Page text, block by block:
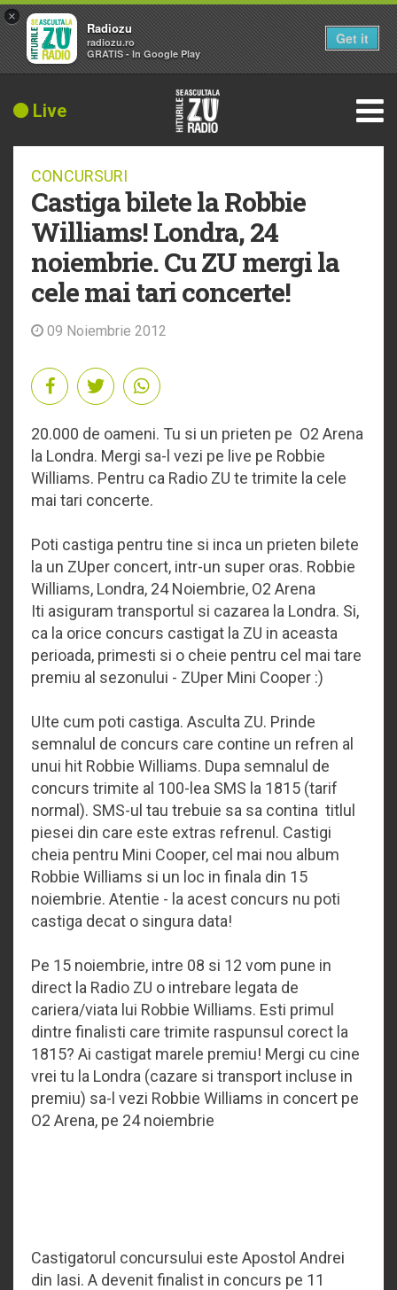
Live
CONCURSURI
Castiga bilete la Robbie
Williams! Londra, 24
noiembrie. Cu ZU mergi la
cele mai tari concerte!
09 Noiembrie 2012
20.000 de oameni. Tu si un prieten pe O2 Arena
la Londra. Mergi sa-l vezi pe live pe Robbie
Williams. Pentru ca Radio ZU te trimite la cele
mai tari concerte.
Poti castiga pentru tine si inca un prieten bilete
la un ZUper concert, intr-un super oras. Robbie
Williams, Londra, 24 Noiembrie, O2 Arena
Iti asiguram transportul si cazarea la Londra. Si,
ca la orice concurs castigat la ZU in aceasta
perioada, primesti si o cheie pentru cel mai tare
premiu al sezonului - ZUper Mini Cooper :)
UIte cum poti castiga. Asculta ZU. Prinde
semnalul de concurs care contine un refren al
unui hit Robbie Williams. Dupa semnalul de
concurs trimite al 100-lea SMS la 1815 (tarif
normal). SMS-ul tau trebuie sa sa contina titlul
piesei din care este extras refrenul. Castigi
cheia pentru Mini Cooper, cel mai nou album
Robbie Williams si un loc in finala din 15
noiembrie. Atentie - la acest concurs nu poti
castiga decat o singura data!
Pe 15 noiembrie, intre 08 si 12 vom pune in
direct la Radio ZU o intrebare legata de
cariera/viata lui Robbie Williams. Esti primul
dintre finalisti care trimite raspunsul corect la
1815? Ai castigat marele premiu! Mergi cu cine
vrei tu la Londra (cazare si transport incluse in
premiu) sa-l vezi Robbie Williams in concert pe
O2 Arena, pe 24 noiembrie
Castigatorul concursului este Apostol Andrei
din Iasi. A devenit finalist in concurs pe 11
×
Radiozu
radiozu.ro
GRATIS - In Google Play
Get it